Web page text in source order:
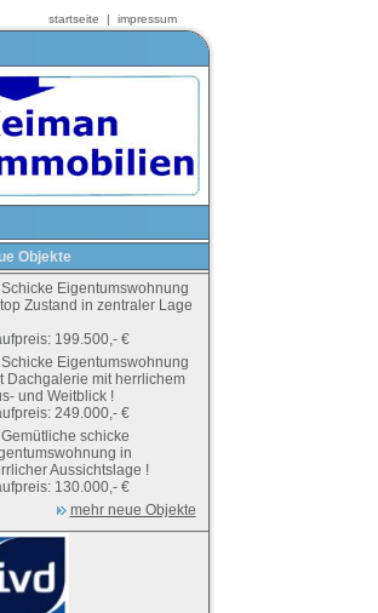
startseite | impressum
Objekte
Schicke Eigentumswohnung
Zustand in zentraler Lage
199.500,- €
Schicke Eigentumswohnung
Dachgalerie mit herrlichem
und Weitblick !
249.000,- €
Gemütliche schicke
in
Aussichtslage !
130.000,- €
mehr neue Objekte